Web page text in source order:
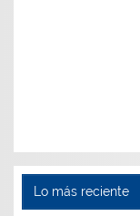
Lo más reciente